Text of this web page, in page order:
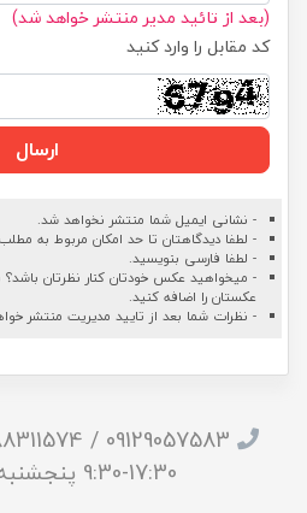
(بعد از تائید مدیر منتشر خواهد شد)
کد مقابل را وارد کنید
ارسال
- نشانی ایمیل شما منتشر نخواهد شد.
- لطفا دیدگاهتان تا حد امکان مربوط به
- لطفا فارسی بنویسید.
- میخواهید عکس خودتان کنار نظرتان باشد؟
عکستان را اضافه کنید.
- نظرات شما بعد از تایید مدیریت منتشر
17:30-9:30 پنجشنبه 13:00-9:30